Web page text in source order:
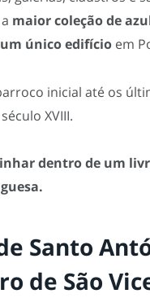
maior coleção de
único edifício em
inicial até os
XVIII.
dentro de um
Santo
de São